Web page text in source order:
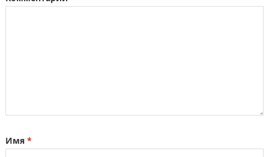
Имя *